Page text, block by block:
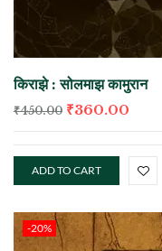
किराझे : सोलमाझ कामुरान
₹450.00 ₹360.00
ADD TO CART
-20%